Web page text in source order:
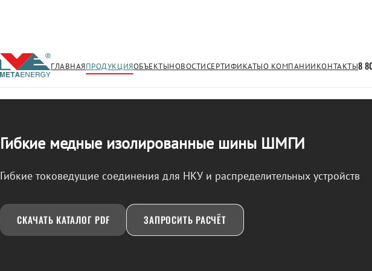
ГЛАВНАЯПРОДУКЦИЯОБЪЕКТЫНОВОСТИСЕРТИФИКАТЫО КОМПАНИИКОНТАКТЫ8
← Продукция/ШМГИ
Гибкие медные изолированные шины ШМГИ
Гибкие токоведущие соединения для НКУ и распределительных устройств
СКАЧАТЬ КАТАЛОГ PDF ЗАПРОСИТЬ РАСЧЁТ